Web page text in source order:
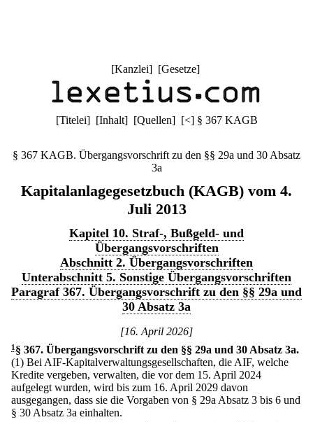
[Kanzlei] [Gesetze]
[Titelei] [Inhalt] [Quellen] [<] § 367 KAGB
§ 367 KAGB. Übergangsvorschrift zu den §§ 29a und 30 Absatz
3a
Kapitalanlagegesetzbuch (KAGB) vom 4.
Juli 2013
Kapitel 10. Straf-, Bußgeld- und
Übergangsvorschriften
Abschnitt 2. Übergangsvorschriften
Unterabschnitt 5. Sonstige Übergangsvorschriften
Paragraf 367. Übergangsvorschrift zu den §§ 29a und
30 Absatz 3a
[16. April 2026]
1 § 367. Übergangsvorschrift zu den §§ 29a und 30 Absatz 3a.
(1) Bei AIF-Kapitalverwaltungsgesellschaften, die AIF, welche
Kredite vergeben, verwalten, die vor dem 15. April 2024
aufgelegt wurden, wird bis zum 16. April 2029 davon
ausgegangen, dass sie die Vorgaben von § 29a Absatz 3 bis 6 und
§ 30 Absatz 3a einhalten.